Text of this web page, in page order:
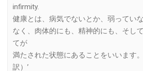
infirmity.
健康とは、病気でないとか、弱ってい
なく、肉体的にも、精神的にも、そし
てが
満たされた状態にあることをいいます
訳）’